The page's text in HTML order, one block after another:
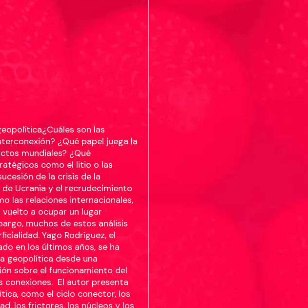
son las
¿Qué papel juega la
mundiales? ¿Qué
como el litio o las
de la crisis de la
Ucrania y el recrudecimiento
las relaciones internacionales,
a ocupar un lugar
muchos de estos análisis
Yago Rodríguez, el
en los últimos años, se ha
geopolítica desde una
sobre el funcionamiento del
conexiones. El autor presenta
como el ciclo conector, los
los frictores, los núcleos y los